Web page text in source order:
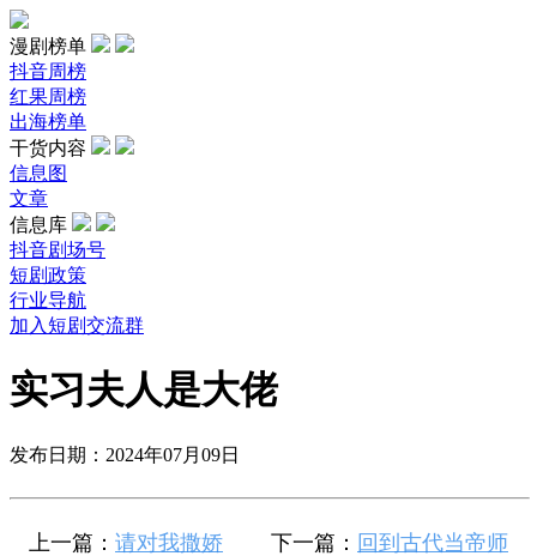
漫剧榜单
抖音周榜
红果周榜
出海榜单
干货内容
信息图
文章
信息库
抖音剧场号
短剧政策
行业导航
加入短剧交流群
实习夫人是大佬
发布日期：2024年07月09日
上一篇： 请对我撒娇 下一篇： 回到古代当帝师